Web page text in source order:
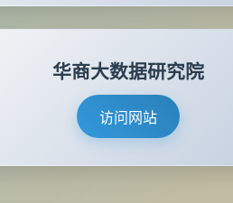
华商大数据研究院
访问网站